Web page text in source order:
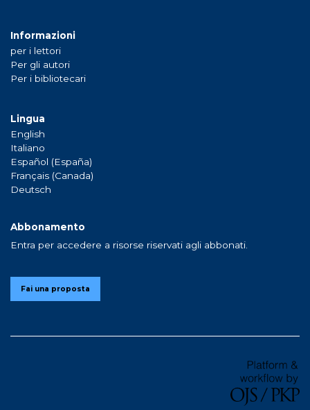
Informazioni
per i lettori
Per gli autori
Per i bibliotecari
Lingua
English
Italiano
Español (España)
Français (Canada)
Deutsch
Abbonamento
Entra per accedere a risorse riservati agli abbonati.
Fai una proposta